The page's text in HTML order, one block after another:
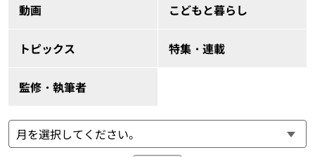
動画 こどもと暮らし
トピックス 特集・連載
監修・執筆者